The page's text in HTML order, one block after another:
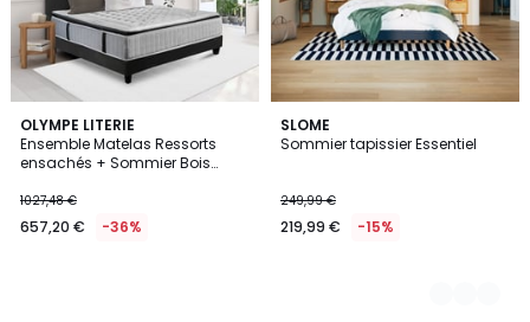
OLYMPE LITERIE
Ensemble Matelas Ressorts
ensachés + Sommier Bois
1027,48 €
657,20 € -36%
SLOME
Sommier tapissier Essentiel
249,99 €
219,99 € -15%
3
Couleurs